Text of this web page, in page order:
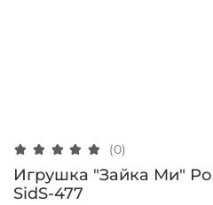
(0)
Игрушка "Зайка Ми"
SidS-477